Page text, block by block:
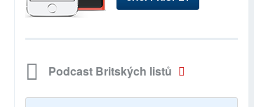
Podcast Britských listů